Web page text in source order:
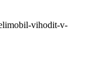
vihodit-v-